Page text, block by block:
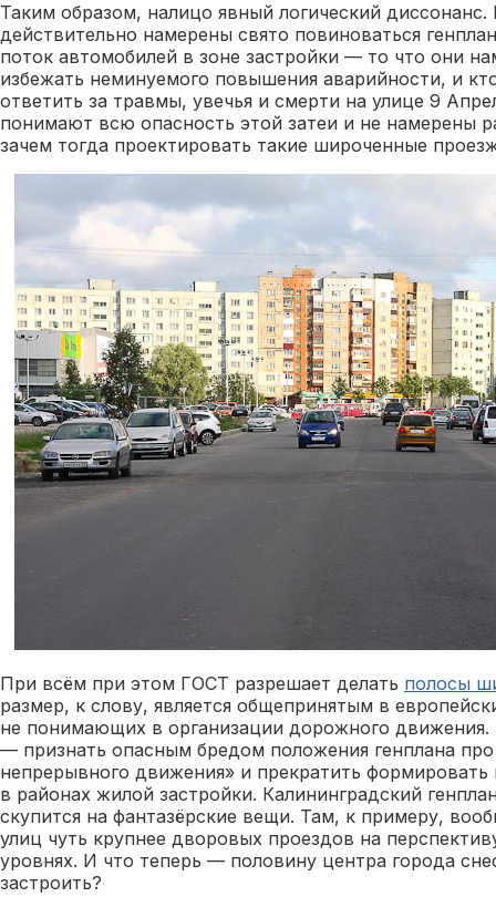
Таким образом, налицо явный логический
действительно намерены свято повиноваться
поток автомобилей в зоне застройки — то что они
избежать неминуемого повышения аварийности, и
ответить за травмы, увечья и смерти на улице 9
понимают всю опасность этой затеи и не намерены
зачем тогда проектировать такие широченные
При всём при этом ГОСТ разрешает делать полосы
размер, к слову, является общепринятым в
не понимающих в организации дорожного движения.
— признать опасным бредом положения генплана
непрерывного движения» и прекратить
в районах жилой застройки. Калининградский
скупится на фантазёрские вещи. Там, к примеру,
улиц чуть крупнее дворовых проездов на
уровнях. И что теперь — половину центра города
застроить?